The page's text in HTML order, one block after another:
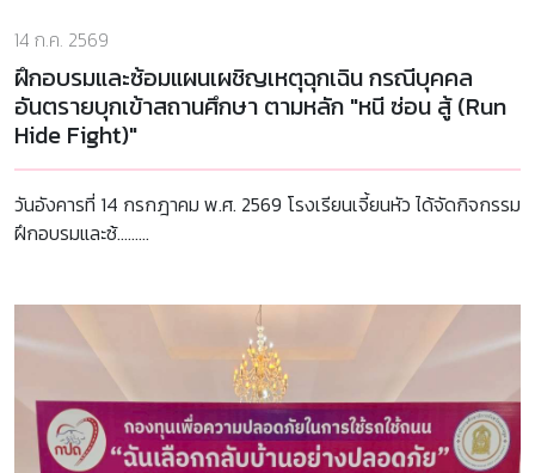
14 ก.ค. 2569
ฝึกอบรมและซ้อมแผนเผชิญเหตุฉุกเฉิน กรณีบุคคล
อันตรายบุกเข้าสถานศึกษา ตามหลัก "หนี ซ่อน สู้ (Run
Hide Fight)"
วันอังคารที่ 14 กรกฎาคม พ.ศ. 2569 โรงเรียนเจี้ยนหัว ได้จัดกิจกรรม
ฝึกอบรมและซ้.........